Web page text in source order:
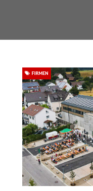
FIRMEN